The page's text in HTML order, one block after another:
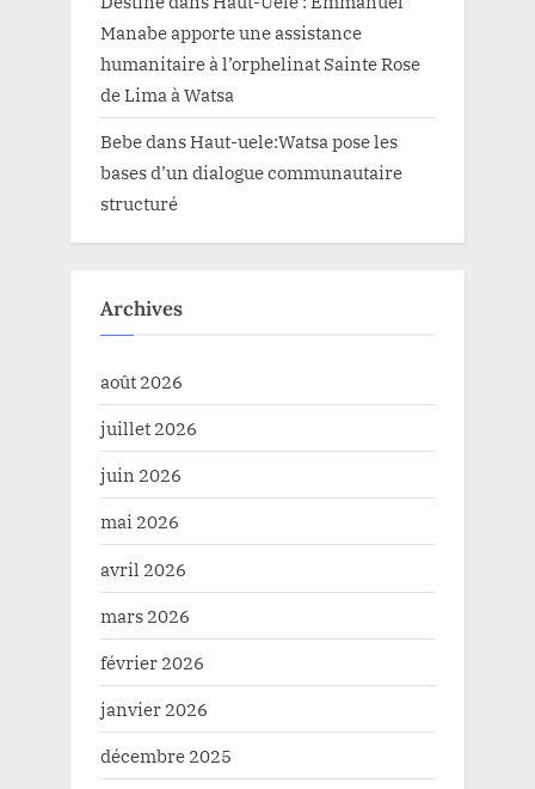
Manabe apporte une assistance
humanitaire à l’orphelinat Sainte Rose
de Lima à Watsa
BebedansHaut-uele:Watsa pose les
bases d’un dialogue communautaire
structuré
Archives
août 2026
juillet 2026
juin 2026
mai 2026
avril 2026
mars 2026
février 2026
janvier 2026
décembre 2025